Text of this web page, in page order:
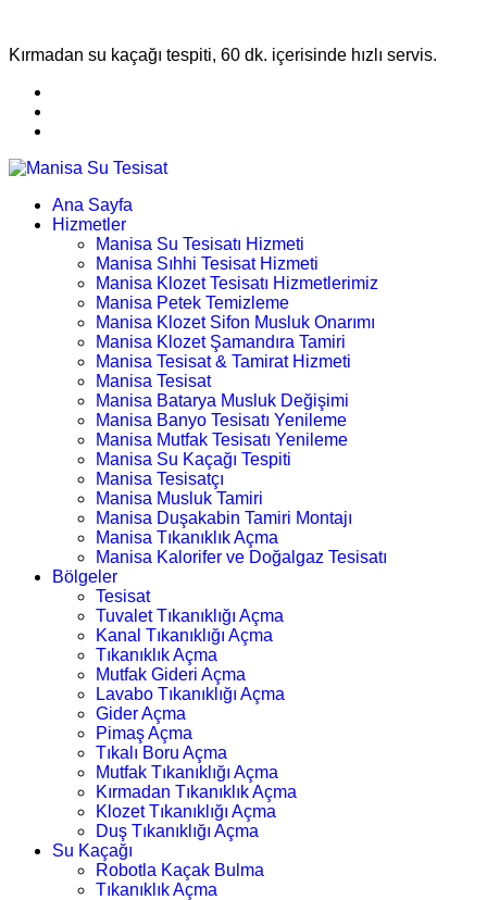
Kırmadan su kaçağı tespiti, 60 dk. içerisinde hızlı servis.
Ana Sayfa
Hizmetler
Manisa Su Tesisatı Hizmeti
Manisa Sıhhi Tesisat Hizmeti
Manisa Klozet Tesisatı Hizmetlerimiz
Manisa Petek Temizleme
Manisa Klozet Sifon Musluk Onarımı
Manisa Klozet Şamandıra Tamiri
Manisa Tesisat & Tamirat Hizmeti
Manisa Tesisat
Manisa Batarya Musluk Değişimi
Manisa Banyo Tesisatı Yenileme
Manisa Mutfak Tesisatı Yenileme
Manisa Su Kaçağı Tespiti
Manisa Tesisatçı
Manisa Musluk Tamiri
Manisa Duşakabin Tamiri Montajı
Manisa Tıkanıklık Açma
Manisa Kalorifer ve Doğalgaz Tesisatı
Bölgeler
Tesisat
Tuvalet Tıkanıklığı Açma
Kanal Tıkanıklığı Açma
Tıkanıklık Açma
Mutfak Gideri Açma
Lavabo Tıkanıklığı Açma
Gider Açma
Pimaş Açma
Tıkalı Boru Açma
Mutfak Tıkanıklığı Açma
Kırmadan Tıkanıklık Açma
Klozet Tıkanıklığı Açma
Duş Tıkanıklığı Açma
Su Kaçağı
Robotla Kaçak Bulma
Tıkanıklık Açma